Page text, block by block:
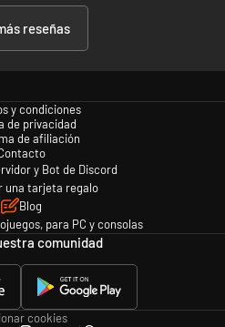
reseñas
y condiciones
de privacidad
de afiliación
y Bot de Discord
una tarjeta regalo
Blog
para PC y consolas
comunidad
cookies